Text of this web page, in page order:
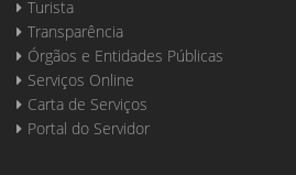
Turista
Transparência
Órgãos e Entidades Públicas
Serviços Online
Carta de Serviços
Portal do Servidor